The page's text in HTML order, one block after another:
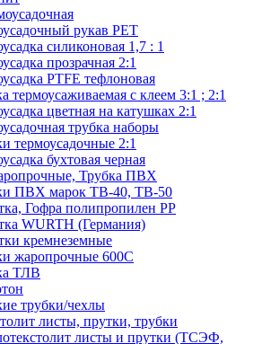
рукав PET
силиконовая 1,7 : 1
прозрачная 2:1
PTFE тефлоновая
термоусаживаемая с клеем 3:1 ; 2:1
цветная на катушках 2:1
трубка наборы
термоусадочные 2:1
бухтовая черная
Трубка ПВХ
ПВХ марок ТВ-40, ТВ-50
Гофра полипропилен PP
WURTH (Германия)
кремнеземные
жаропрочные 600С
ТЛВ
трубки/чехлы
листы, прутки, трубки
листы и прутки (ТСЭФ,